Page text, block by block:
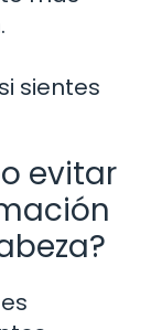
sientes
evitar